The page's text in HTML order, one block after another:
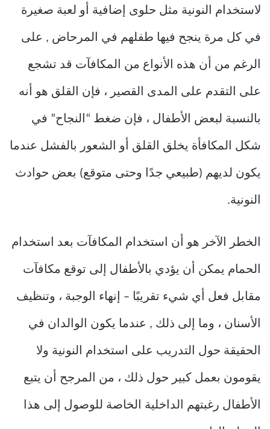
لاستخدام النونية مثل حلوى إضافية أو لعبة صغيرة
في كل مرة ينجح فيها طفلهم في المرحاض , على
الرغم من أن هذه الأنواع من المكافآت قد تشجع
على التقدم على المدى القصير ، فإن القلق هو أنه
بالنسبة لبعض الأطفال ، فإن ضغط “النجاح” في
شكل المكافأة يخلق القلق أو الشعور بالفشل عندما
يكون لديهم (طبيعي جدًا وحتى متوقع) بعض حوادث
النونية.
الخطر الآخر هو أن استخدام المكافآت بعد استخدام
الحمام يمكن أن يؤدي بالأطفال إلى توقع مكافآت
مقابل فعل أي شيء تقريبًا – إنهاء الوجبة ، وتنظيف
الأسنان ، وما إلى ذلك , عندما يكون الوالدان في
الحقيقة حول التدريب على استخدام النونية ولا
يقومون بعمل كبير حول ذلك ، من المرجح أن يتبع
الأطفال رغبتهم الداخلية الخاصة للوصول إلى هذا